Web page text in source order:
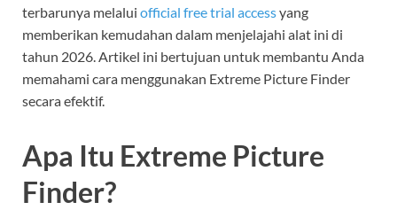
terbarunya melalui official free trial accessyang
memberikan kemudahan dalam menjelajahi alat ini di
tahun 2026. Artikel ini bertujuan untuk membantu Anda
memahami cara menggunakan Extreme Picture Finder
secara efektif.
Apa Itu Extreme Picture
Finder?